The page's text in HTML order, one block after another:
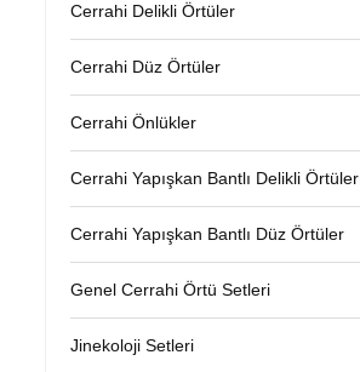
Cerrahi Delikli Örtüler
Cerrahi Düz Örtüler
Cerrahi Önlükler
Cerrahi Yapışkan Bantlı Delikli Örtüler
Cerrahi Yapışkan Bantlı Düz Örtüler
Genel Cerrahi Örtü Setleri
Jinekoloji Setleri